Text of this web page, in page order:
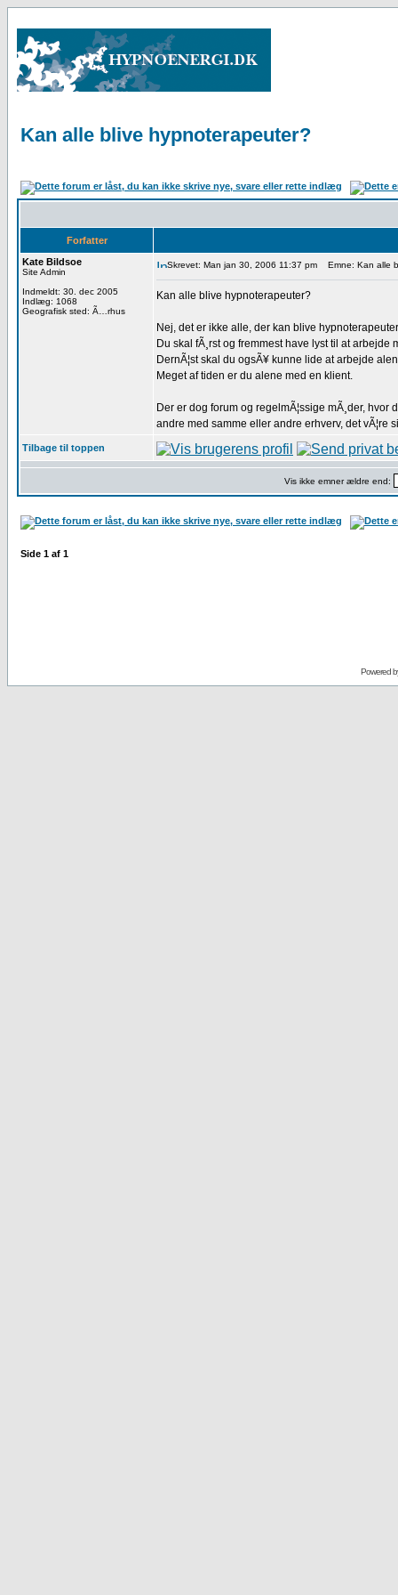
Kan alle blive hypnoterapeuter?
Forfatter
Kate Bildsoe
Site Admin
Indmeldt: 30. dec 2005
Indlæg: 1068
Geografisk sted: Ã…rhus
Skrevet: Man jan 30, 2006 11:37 pm Emne: Kan alle
Kan alle blive hypnoterapeuter?
Nej, det er ikke alle, der kan blive
Du skal fÃ¸rst og fremmest have lyst til at arbejde
DernÃ¦st skal du ogsÃ¥ kunne lide at arbejde
Meget af tiden er du alene med en klient.
Der er dog forum og regelmÃ¦ssige mÃ¸der,
andre med samme eller andre erhverv, det vÃ¦re
Tilbage til toppen
Vis ikke emner ældre end:
Side 1 af 1
Powered